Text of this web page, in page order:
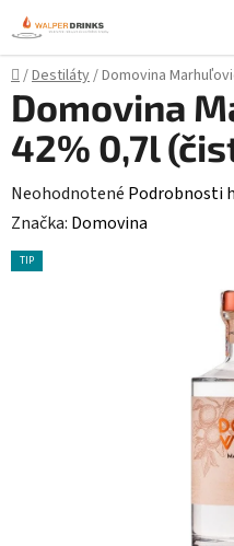
Prejsť
na
obsah
Domov
/Destiláty/Domovina
Domovina
42% 0,7l
Priemerné
hodnotenie
produktu
Neohodnotené Podrobnosti
Značka: Domovina
TIP